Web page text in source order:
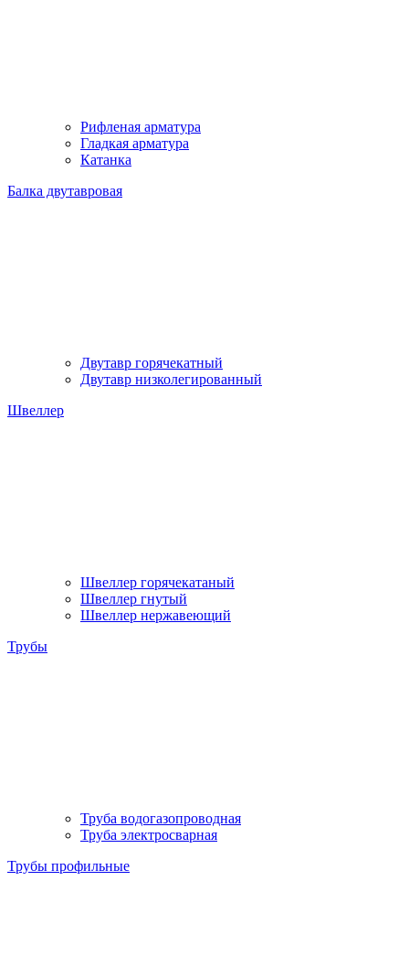
Рифленая арматура
Гладкая арматура
Катанка
Балка двутавровая
Двутавр горячекатный
Двутавр низколегированный
Швеллер
Швеллер горячекатаный
Швеллер гнутый
Швеллер нержавеющий
Трубы
Труба водогазопроводная
Труба электросварная
Трубы профильные